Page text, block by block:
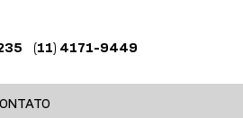
(11) 4171-9449